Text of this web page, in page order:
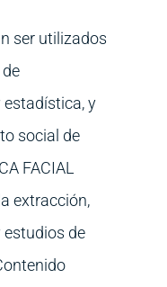
ser utilizados
y
social de
FACIAL
extracción,
de